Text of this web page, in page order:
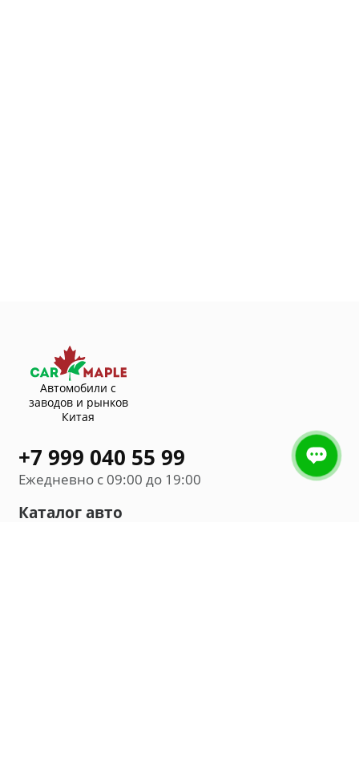
Автомобили с
заводов и рынков
Китая
+7 999 040 55 99
Ежедневно с 09:00 до 19:00
Каталог авто